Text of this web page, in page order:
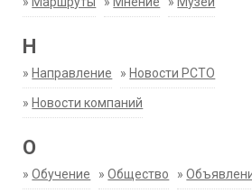
Н
» Направление » Новости РСТО
» Новости компаний
О
»Обучение »Общество »